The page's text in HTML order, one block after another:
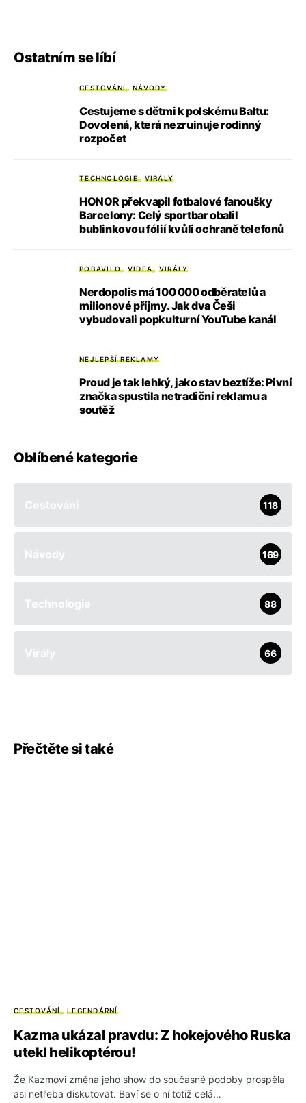
Ostatním se líbí
CESTOVÁNÍ NÁVODY
Cestujeme s dětmi k polskému Baltu:
Dovolená, která nezruinuje rodinný
rozpočet
TECHNOLOGIE VIRÁLY
HONOR překvapil fotbalové fanoušky
Barcelony: Celý sportbar obalil
bublinkovou fólií kvůli ochraně telefonů
POBAVILO VIDEA VIRÁLY
Nerdopolis má 100 000 odběratelů a
milionové příjmy. Jak dva Češi
vybudovali popkulturní YouTube kanál
NEJLEPŠÍ REKLAMY
Proud je tak lehký, jako stav beztíže: Pivní
značka spustila netradiční reklamu a
soutěž
Oblíbené kategorie
Cestování 118
Návody 169
Technologie 88
Virály 66
Přečtěte si také
CESTOVÁNÍ LEGENDÁRNÍ
Kazma ukázal pravdu: Z hokejového Ruska
utekl helikoptérou!
Že Kazmovi změna jeho show do současné podoby prospěla
asi netřeba diskutovat. Baví se o ní totiž celá…